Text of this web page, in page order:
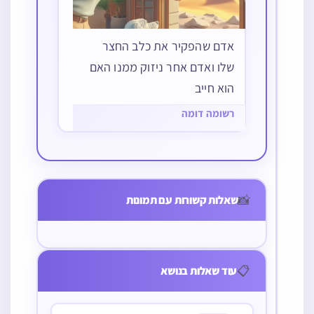
אדם שהפקיר את כלב החצר
שלו ואדם אחר ניזוק ממנו האם
הוא חייב
רשומה דומה
📸שאלות קשורות עם תמונות
חרם שתקנו לפני
כמאתים שנה בין
ממונות
אב הזמין בתו לדין
והיא טענה נגדו
השיבו לה לדברי
📋עוד שאלות בנושא